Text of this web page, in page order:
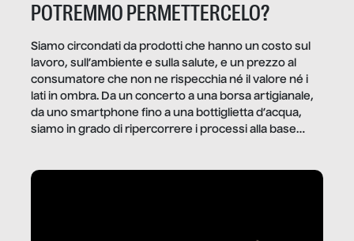
POTREMMO PERMETTERCELO?
Siamo circondati da prodotti che hanno un costo sul
lavoro, sull’ambiente e sulla salute, e un prezzo al
consumatore che non ne rispecchia né il valore né i
lati in ombra. Da un concerto a una borsa artigianale,
da uno smartphone fino a una bottiglietta d’acqua,
siamo in grado di ripercorrere i processi alla base
dietro gli oggetti e i servizi che fanno la nostra vita